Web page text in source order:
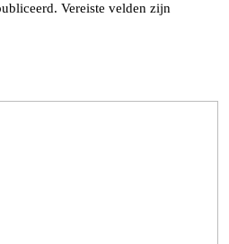
Vereiste velden zijn